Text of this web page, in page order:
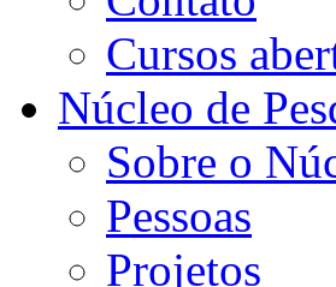
Cursos
Núcleo de
Sobre o
Pessoas
Projetos